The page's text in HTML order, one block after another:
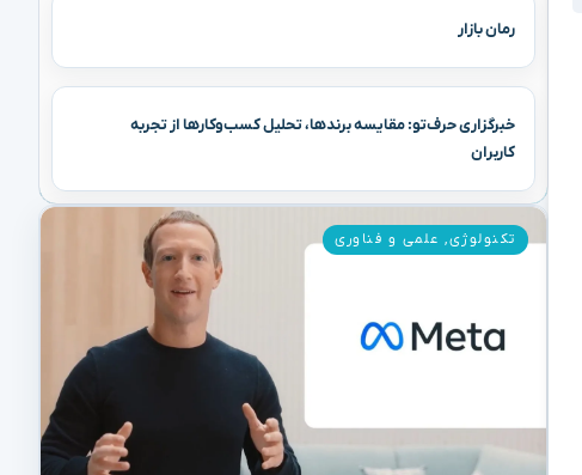
رمان بازار
خبرگزاری حرف‌تو: مقایسه برندها، تحلیل کسب‌وکارها از تجربه
کاربران
تکنولوژی, علمی و فناوری